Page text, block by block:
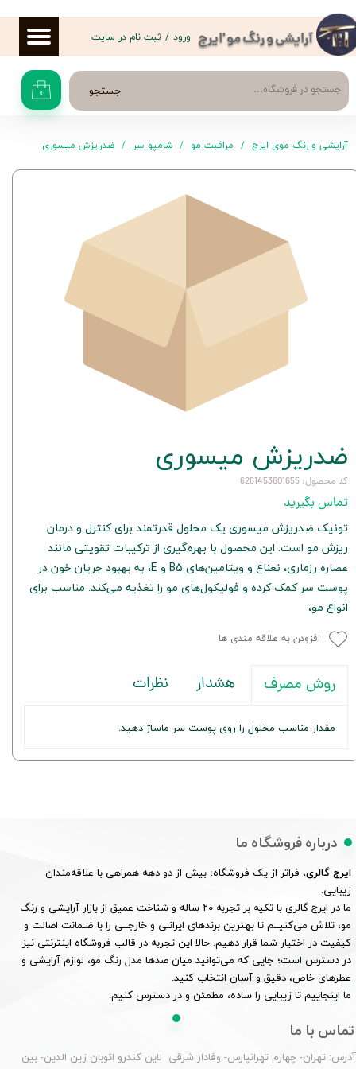
آرایشی و رنگ مو 'ایرج
جستجو ۰
ورود / ثبت نام در سایت
حساب کاربری من
تغییر گذر واژه
سفارشات
خروج از حساب کاربری
آرایشی و رنگ موی ایرج مراقبت مو شامپو سر ضدریزش ميسوری
ضدریزش ميسوری
کد محصول: 6261453601655
تماس بگیرید
تونیک ضدریزش ميسوری یک محلول قدرتمند برای کنترل و درمان
ریزش مو است. این محصول با بهره‌گیری از ترکیبات تقویتی مانند
عصاره رزماری، نعناع و ویتامین‌های B5 و E، به بهبود جریان خون در
پوست سر کمک کرده و فولیکول‌های مو را تغذیه می‌کند. مناسب برای
انواع مو،
افزودن به علاقه مندی ها
روش مصرف هشدار نظرات
مقدار مناسب محلول را روی پوست سر ماساژ دهید.
درباره فروشگاه ما
ایرج گالری، فراتر از یک فروشگاه؛ بیش از دو دهه همراهی با علاقه‌مندان
زیبایی.
ما در ایرج گالری با تکیه بر تجربه ۲۰ ساله و شناخت عمیق از بازار آرایشی و رنگ
مو، تلاش می‌کنیــم تا بهترین برندهای ایرانـی و خارجــی را با ضـمانت اصالت و
کیفیت در اختیار شما قرار دهیم. حالا این تجربه در قالب فروشگاه اینترنتی نیز
در دسترس است؛ جایی که می‌توانید میان صدها مدل رنگ مو، لوازم آرایشی و
عطرهای خاص، دقیق و آسان انتخاب کنید.
ما اینجاییم تا زیبایی را ساده، مطمئن و در دسترس کنیم.
تماس با ما
آدرس: تهران- چهارم تهرانپارس- وفادار شرقی لاین کندرو اتوبان زین الدین- بین